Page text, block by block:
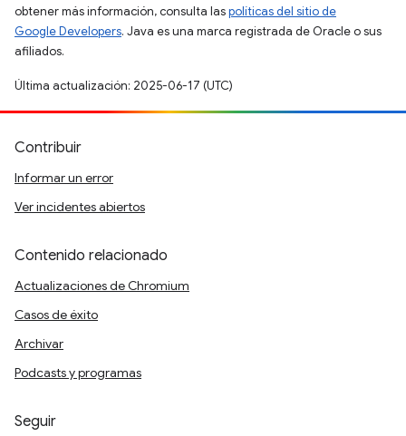
obtener más información, consulta laspolíticas del sitio de
Google Developers. Java es una marca registrada de Oracle o sus
afiliados.
Última actualización: 2025-06-17 (UTC)
Contribuir
Informar un error
Ver incidentes abiertos
Contenido relacionado
Actualizaciones de Chromium
Casos de éxito
Archivar
Podcasts y programas
Seguir